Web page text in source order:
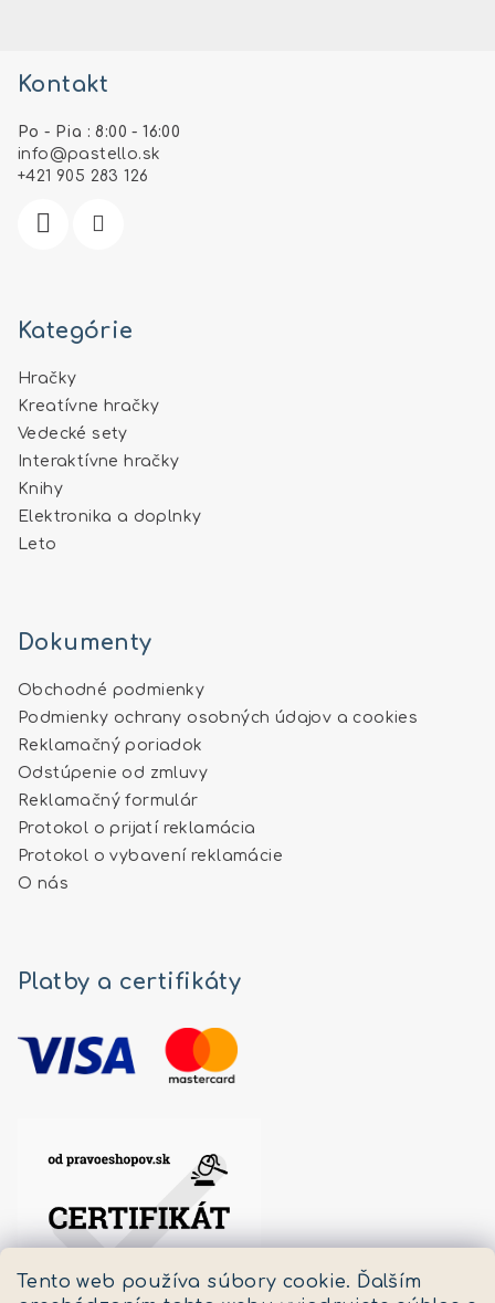
Tento web používa súbory cookie. Ďalším
Kontakt
Po - Pia : 8:00 - 16:00
info @pastello.sk
+421 905 283 126
Kategórie
Hračky
Kreatívne hračky
Vedecké sety
Interaktívne hračky
Knihy
Elektronika a doplnky
Leto
Dokumenty
Obchodné podmienky
Podmienky ochrany osobných údajov a cookies
Reklamačný poriadok
Odstúpenie od zmluvy
Reklamačný formulár
Protokol o prijatí reklamácia
Protokol o vybavení reklamácie
O nás
Platby a certifikáty